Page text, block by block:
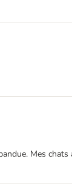
Mes chats